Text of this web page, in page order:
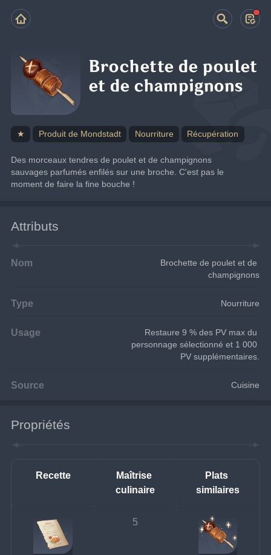
Brochette de poulet
et de champignons
★ Produit de Mondstadt Nourriture Récupération
Des morceaux tendres de poulet et de champignons
sauvages parfumés enfilés sur une broche. C'est pas le
moment de faire la fine bouche !
Attributs
Nom
Brochette de poulet et de
champignons
Type Nourriture
Usage
Restaure 9 % des PV max du
personnage sélectionné et 1 000
PV supplémentaires.
Source Cuisine
Propriétés
Recette
Maîtrise
culinaire
Plats
similaires
5